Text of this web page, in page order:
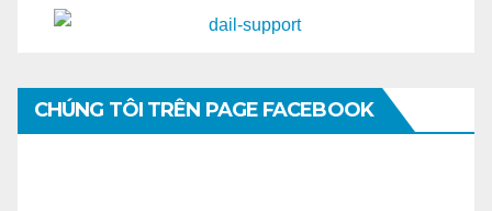
CHÚNG TÔI TRÊN PAGE FACEBOOK